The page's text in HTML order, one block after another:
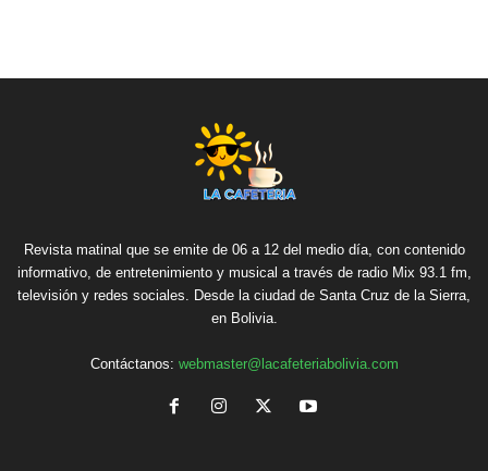
Revista matinal que se emite de 06 a 12 del medio día, con contenido
informativo, de entretenimiento y musical a través de radio Mix 93.1 fm,
televisión y redes sociales. Desde la ciudad de Santa Cruz de la Sierra,
en Bolivia.
Contáctanos: webmaster@lacafeteriabolivia.com